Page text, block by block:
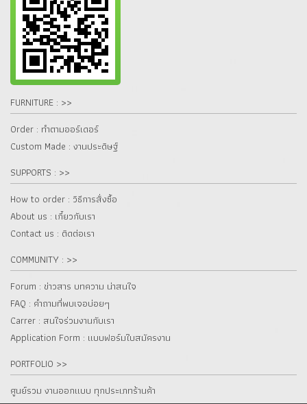
FURNITURE : >>
Order : ทำตามออร์เดอร์
Custom Made : งานประดิษฐ์
SUPPORTS : >>
How to order : วิธีการสั่งซื้อ
About us : เกี๋ยวกับเรา
Contact us : ติดต่อเรา
COMMUNITY : >>
Forum : ข่าวสาร บทความ น่าสนใจ
FAQ : คำถามที่พบเจอบ่อยๆ
Carrer : สนใจร่วมงานกับเรา
Application Form : แบบฟอร์มใบสมัครงาน
PORTFOLIO >>
ศูนย์รวม งานออกแบบ ทุกประเภทร้านค้า